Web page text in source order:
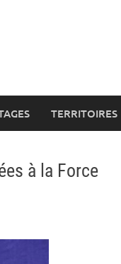
TERRITOIRES
à la Force